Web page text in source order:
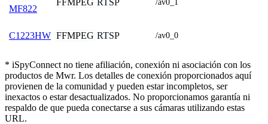
MF822
/av0_1
C1223HW FFMPEG RTSP /av0_0
* iSpyConnect no tiene afiliación, conexión ni asociación con los
productos de Mwr. Los detalles de conexión proporcionados aquí
provienen de la comunidad y pueden estar incompletos, ser
inexactos o estar desactualizados. No proporcionamos garantía ni
respaldo de que pueda conectarse a sus cámaras utilizando estas
URL.